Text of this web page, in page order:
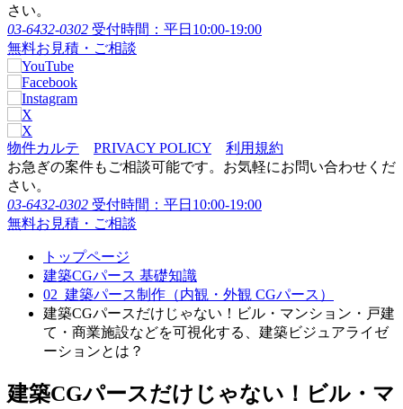
さい。
03-6432-0302 受付時間：平日10:00-19:00
無料お見積・ご相談
物件カルテ PRIVACY POLICY
利用規約
お急ぎの案件もご相談可能です。お気軽にお問い合わせくだ
さい。
03-6432-0302 受付時間：平日10:00-19:00
無料お見積・ご相談
トップページ
建築CGパース 基礎知識
02_建築パース制作（内観・外観 CGパース）
建築CGパースだけじゃない！ビル・マンション・戸建
て・商業施設などを可視化する、建築ビジュアライゼ
ーションとは？
建築CGパースだけじゃない！ビル・マ